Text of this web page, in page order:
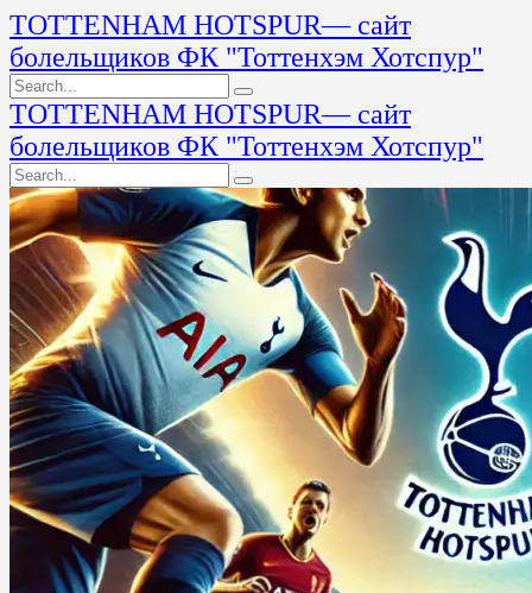
TOTTENHAM HOTSPUR— сайт
болельщиков ФК "Тоттенхэм Хотспур"
TOTTENHAM HOTSPUR— сайт
болельщиков ФК "Тоттенхэм Хотспур"